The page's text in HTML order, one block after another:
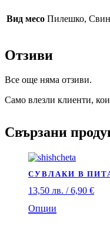
Вид месо Пилешко,
Отзиви
Все още няма отзиви.
Само влезли клиенти,
Свързани
СУВЛАКИ В
13,50 лв. / 6,90 €
Опции